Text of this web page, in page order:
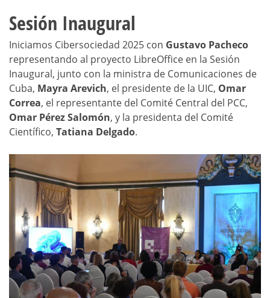
Sesión Inaugural
Iniciamos Cibersociedad 2025 con Gustavo Pacheco
representando al proyecto LibreOffice en la Sesión
Inaugural, junto con la ministra de Comunicaciones de
Cuba, Mayra Arevich, el presidente de la UIC, Omar
Correa, el representante del Comité Central del PCC,
Omar Pérez Salomón, y la presidenta del Comité
Científico, Tatiana Delgado.